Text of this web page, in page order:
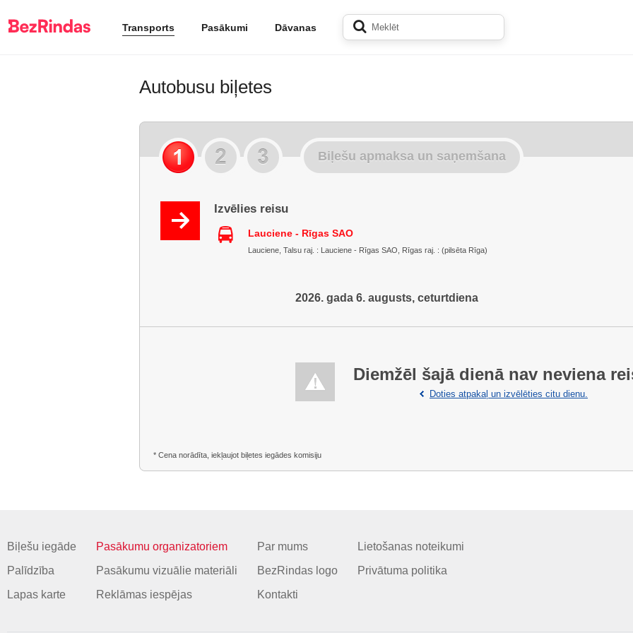
Transports Pasākumi Dāvanas
Autobusu biļetes
Biļešu apmaksa un saņemšana
Izvēlies reisu
Lauciene - Rīgas SAO
Lauciene, Talsu raj. : Lauciene - Rīgas SAO, Rīgas raj. : (pilsēta Rīga)
2026. gada 6. augusts, ceturtdiena
Diemžēl šajā dienā nav neviena
Doties atpakaļ un izvēlēties citu dienu.
* Cena norādīta, iekļaujot biļetes iegādes komisiju
Biļešu iegāde
Palīdzība
Lapas karte
Pasākumu organizatoriem
Pasākumu vizuālie materiāli
Reklāmas iespējas
Par mums
BezRindas logo
Kontakti
Lietošanas noteikumi
Privātuma politika